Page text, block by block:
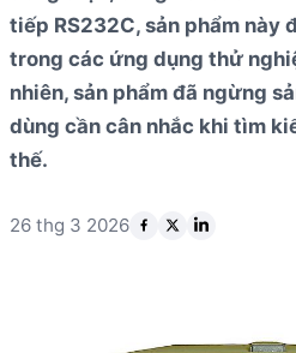
tiếp RS232C, sản phẩm này
trong các ứng dụng thử
nhiên, sản phẩm đã ngừng
dùng cần cân nhắc khi tìm
thế.
26 thg 3 2026